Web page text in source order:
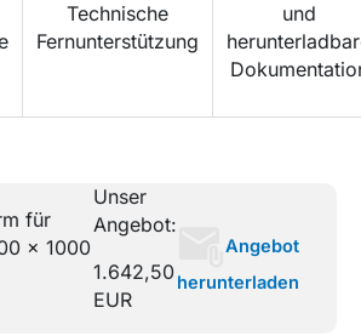
Technische
Fernunterstützung
und
für
x 1000
Unser
Angebot:
1.642,50
EUR
Angebot
herunterladen